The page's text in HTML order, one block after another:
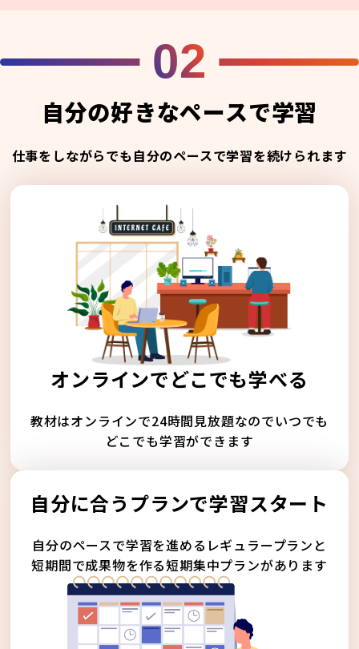
02
自分の好きなペースで学習
仕事をしながらでも自分のペースで学習を続けられます
オンラインでどこでも学べる
教材はオンラインで24時間見放題なのでいつでも
どこでも学習ができます
自分に合うプランで学習スタート
自分のペースで学習を進めるレギュラープランと
短期間で成果物を作る短期集中プランがあります